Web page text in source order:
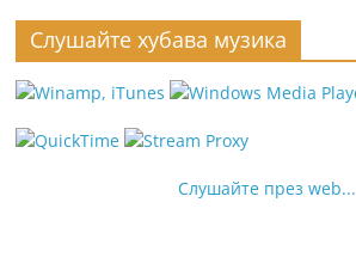
Слушайте хубава музика
Слушайте през web...